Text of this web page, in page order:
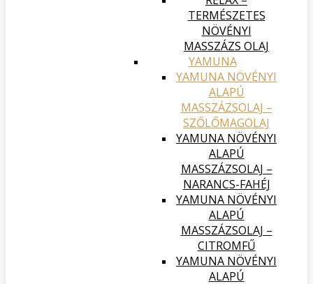
TERMÉSZETES
NÖVÉNYI
MASSZÁZS OLAJ
YAMUNA
YAMUNA NÖVÉNYI
ALAPÚ
MASSZÁZSOLAJ –
SZŐLŐMAGOLAJ
YAMUNA NÖVÉNYI
ALAPÚ
MASSZÁZSOLAJ –
NARANCS-FAHÉJ
YAMUNA NÖVÉNYI
ALAPÚ
MASSZÁZSOLAJ –
CITROMFŰ
YAMUNA NÖVÉNYI
ALAPÚ